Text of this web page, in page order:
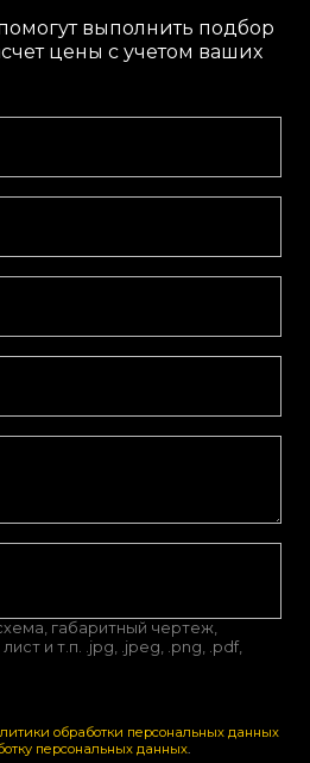
выполнить подбор
цены с учетом ваших
габаритный чертеж,
и т.п. .jpg, .jpeg, .png, .pdf,
обработки персональных данных
персональных данных.